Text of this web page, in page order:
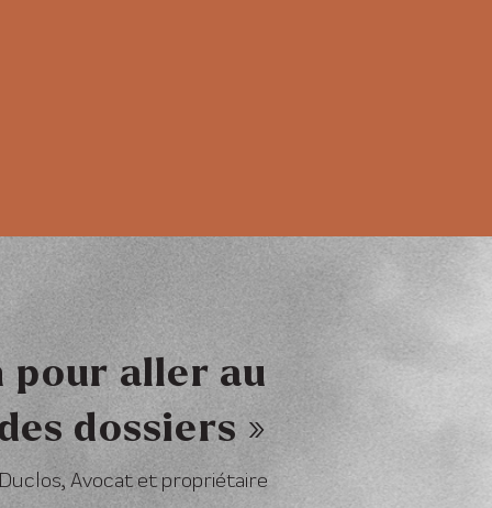
pour aller au
dossiers »
Avocat et propriétaire